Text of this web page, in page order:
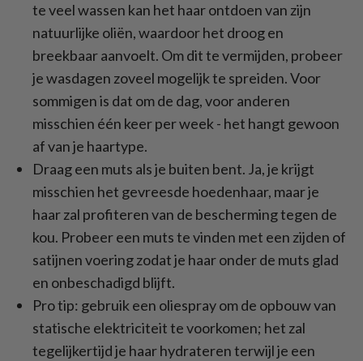
te veel wassen kan het haar ontdoen van zijn
natuurlijke oliën, waardoor het droog en
breekbaar aanvoelt. Om dit te vermijden, probeer
je wasdagen zoveel mogelijk te spreiden. Voor
sommigen is dat om de dag, voor anderen
misschien één keer per week - het hangt gewoon
af van je haartype.
Draag een muts als je buiten bent. Ja, je krijgt
misschien het gevreesde hoedenhaar, maar je
haar zal profiteren van de bescherming tegen de
kou. Probeer een muts te vinden met een zijden of
satijnen voering zodat je haar onder de muts glad
en onbeschadigd blijft.
Pro tip: gebruik een oliespray om de opbouw van
statische elektriciteit te voorkomen; het zal
tegelijkertijd je haar hydrateren terwijl je een